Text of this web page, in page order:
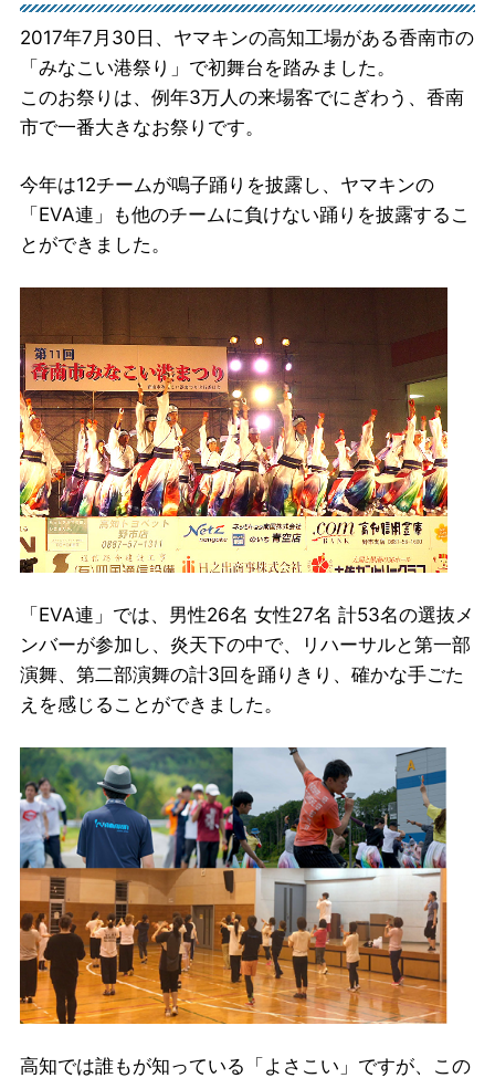
2017年7月30日、ヤマキンの高知工場がある香南市の
「みなこい港祭り」で初舞台を踏みました。
このお祭りは、例年3万人の来場客でにぎわう、香南
市で一番大きなお祭りです。
今年は12チームが鳴子踊りを披露し、ヤマキンの
「EVA連」も他のチームに負けない踊りを披露するこ
とができました。
「EVA連」では、男性26名 女性27名 計53名の選抜メ
ンバーが参加し、炎天下の中で、リハーサルと第一部
演舞、第二部演舞の計3回を踊りきり、確かな手ごた
えを感じることができました。
高知では誰もが知っている「よさこい」ですが、この